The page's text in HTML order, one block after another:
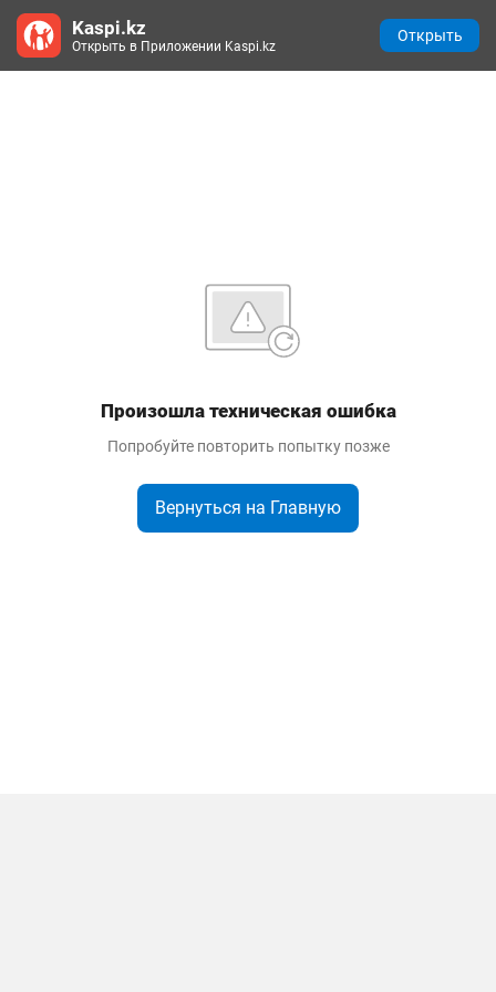
Произошла техническая ошибка
Попробуйте повторить попытку позже
Вернуться на Главную
Kaspi.kz
Открыть в Приложении Kaspi.kz
Открыть